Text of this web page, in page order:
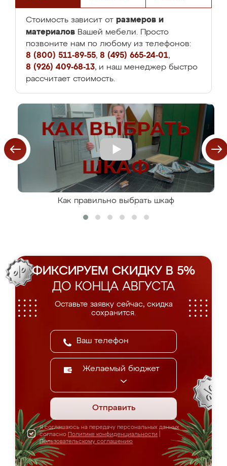
Стоимость зависит от размеров и
материалов Вашей мебели. Просто
позвоните нам по любому из телефонов:
8 (800) 511-89-55, 8 (495) 665-24-01,
8 (926) 409-68-13, и наш менеджер быстро
рассчитает стоимость.
Как правильно выбрать шкаф
ФИКСИРУЕМ СКИДКУ В 5%
ДО КОНЦА АВГУСТА
Оставьте заявку сейчас, скидка
сохранится.
Желаемый бюджет
Отправить
Я соглашаюсь на передачу персональных данных
согласно Политике конфиденциальности
Пользовательскому соглашению